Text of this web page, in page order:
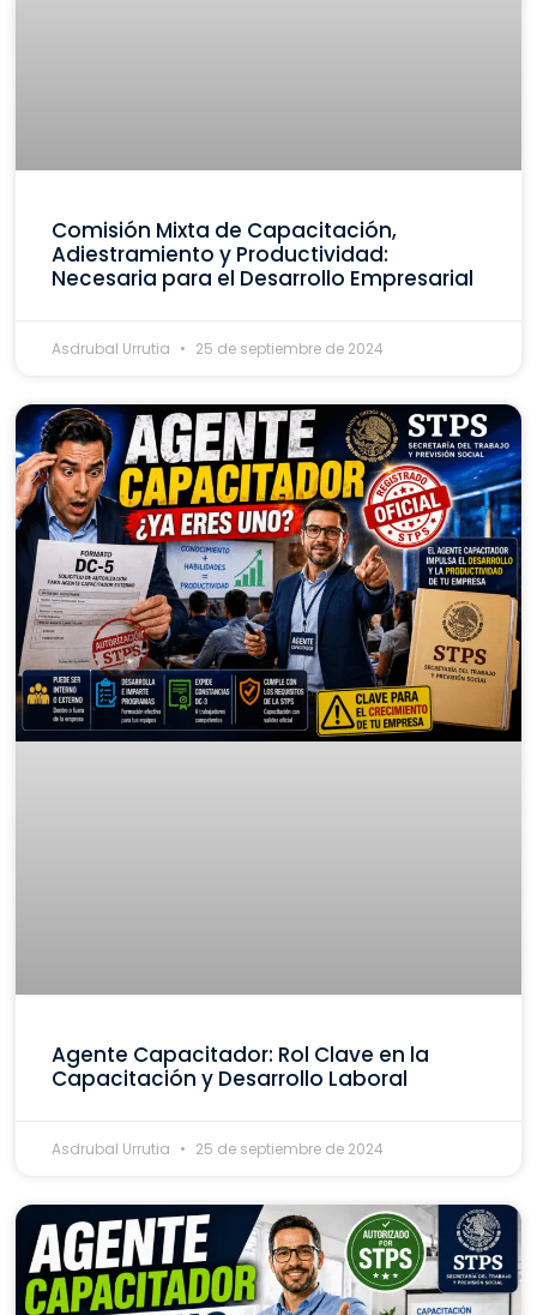
Comisión Mixta de Capacitación,
Adiestramiento y Productividad:
Necesaria para el Desarrollo Empresarial
Asdrubal Urrutia 25 de septiembre de 2024
Agente Capacitador: Rol Clave en la
Capacitación y Desarrollo Laboral
Asdrubal Urrutia 25 de septiembre de 2024